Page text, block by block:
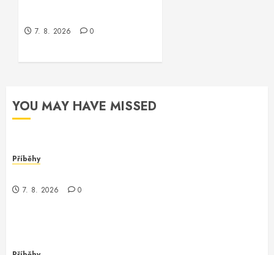
7. 8. 2026 0
YOU MAY HAVE MISSED
Příběhy
7. 8. 2026 0